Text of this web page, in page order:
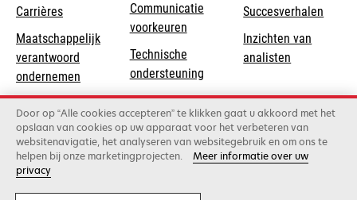
Carrières
Maatschappelijk
verantwoord
ondernemen
in
a
new
tab
Duurzaamheid
Lexmark Partners
Communicatie
voorkeuren
Technische
ondersteuningopens
in
a
new
tab
Product registratie
Vind een dealer
Succesverhalen
Inzichten van
analisten
©2026 Alle rechten voorbehouden.
Door op “Alle cookies accepteren” te klikken gaat u akkoord met het
opslaan van cookies op uw apparaat voor het verbeteren van
websitenavigatie, het analyseren van websitegebruik en om ons te
helpen bij onze marketingprojecten.
Meer informatie over uw
privacy